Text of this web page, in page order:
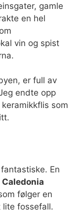
gamle
en hel
vin og spist
er full av
endte opp
som
En
Caledonia
følger en
lite fossefall.